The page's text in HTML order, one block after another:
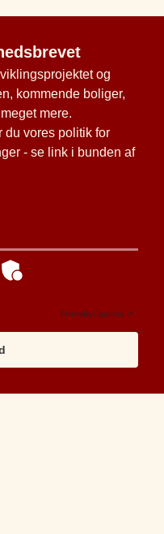
og
kommende boliger,
mere.
du vores politik for
- se link i bunden af
FriendlyCaptcha ⇗